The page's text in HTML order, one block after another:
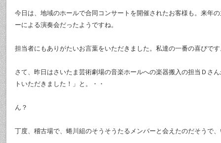
今日は、地域のホールで合同コンサートを開催されたお客様も。来年
ーによる演奏会だったようですね。
担当者にもありがたいお言葉をいただきました。私達の一番の喜びで
さて、昨日はさいたま芸術劇場の音楽ホールへの楽器搬入の担当Ｄさ
トいただきました！」と。・・
ん？
丁度、稽古場で、蜷川組のそうそうたるメンバーと会えたのだそうで